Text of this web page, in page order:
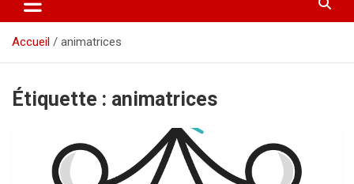
Accueil animatrices
Étiquette : animatrices